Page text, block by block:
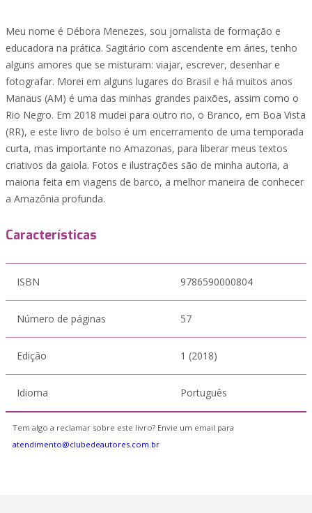
Meu nome é Débora Menezes, sou jornalista de formação e
educadora na prática. Sagitário com ascendente em áries, tenho
alguns amores que se misturam: viajar, escrever, desenhar e
fotografar. Morei em alguns lugares do Brasil e há muitos anos
Manaus (AM) é uma das minhas grandes paixões, assim como o
Rio Negro. Em 2018 mudei para outro rio, o Branco, em Boa Vista
(RR), e este livro de bolso é um encerramento de uma temporada
curta, mas importante no Amazonas, para liberar meus textos
criativos da gaiola. Fotos e ilustrações são de minha autoria, a
maioria feita em viagens de barco, a melhor maneira de conhecer
a Amazônia profunda.
Características
ISBN 9786590000804
Número de páginas 57
Edição 1 (2018)
Idioma Português
Tem algo a reclamar sobre este livro? Envie um email para
atendimento@clubedeautores.com.br